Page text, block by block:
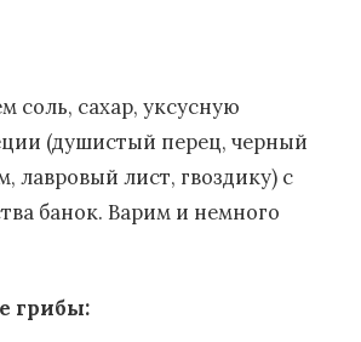
соль, сахар, уксусную
(душистый перец, черный
лавровый лист, гвоздику) с
банок. Варим и немного
грибы: